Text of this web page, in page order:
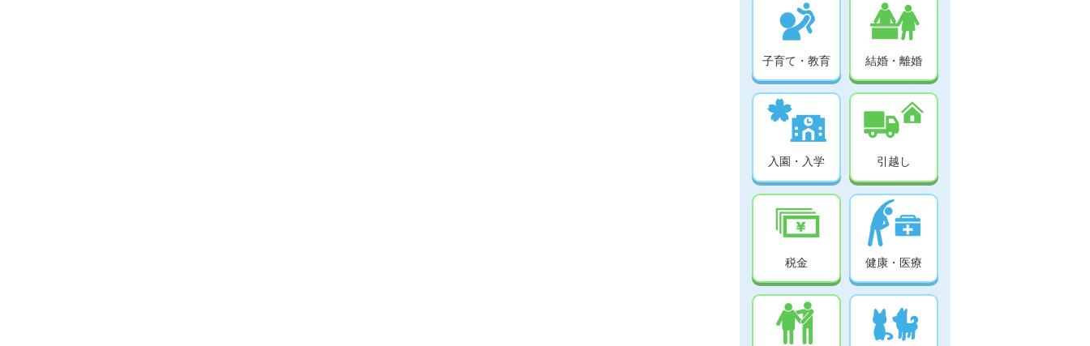
子育て・教育 結婚・離婚
入園・入学 引越し
税金 健康・医療